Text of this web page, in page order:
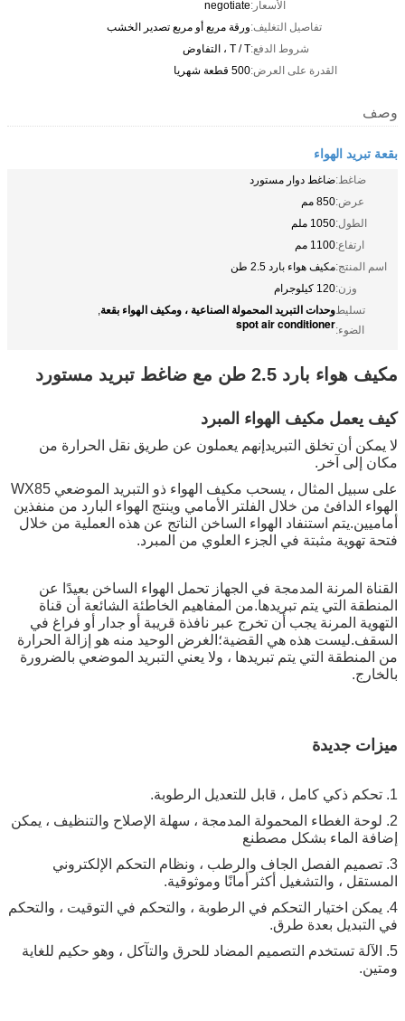
الأسعار:negotiate
تفاصيل التغليف:ورقة مربع أو مربع تصدير الخشب
شروط الدفع:T / T ، التفاوض
القدرة على العرض:500 قطعة شهريا
وصف
بقعة تبريد الهواء
ضاغط:ضاغط دوار مستورد
عرض:850 مم
الطول:1050 ملم
ارتفاع:1100 مم
اسم المنتج:مكيف هواء بارد 2.5 طن
وزن:120 كيلوجرام
تسليط
الضوء:
وحدات التبريد المحمولة الصناعية ، ومكيف الهواء بقعة,
spot air conditioner
مكيف هواء بارد 2.5 طن مع ضاغط تبريد مستورد
كيف يعمل مكيف الهواء المبرد
لا يمكن أن تخلق التبريدإنهم يعملون عن طريق نقل الحرارة من
مكان إلى آخر.
على سبيل المثال ، يسحب مكيف الهواء ذو ​​التبريد الموضعي WX85
الهواء الدافئ من خلال الفلتر الأمامي وينتج الهواء البارد من منفذين
أماميين.يتم استنفاد الهواء الساخن الناتج عن هذه العملية من خلال
فتحة تهوية مثبتة في الجزء العلوي من المبرد.
القناة المرنة المدمجة في الجهاز تحمل الهواء الساخن بعيدًا عن
المنطقة التي يتم تبريدها.من المفاهيم الخاطئة الشائعة أن قناة
التهوية المرنة يجب أن تخرج عبر نافذة قريبة أو جدار أو فراغ في
السقف.ليست هذه هي القضية؛الغرض الوحيد منه هو إزالة الحرارة
من المنطقة التي يتم تبريدها ، ولا يعني التبريد الموضعي بالضرورة
بالخارج.
ميزات جديدة
1. تحكم ذكي كامل ، قابل للتعديل الرطوبة.
2. لوحة الغطاء المحمولة المدمجة ، سهلة الإصلاح والتنظيف ، يمكن
إضافة الماء بشكل مصطنع
3. تصميم الفصل الجاف والرطب ، ونظام التحكم الإلكتروني
المستقل ، والتشغيل أكثر أمانًا وموثوقية.
4. يمكن اختيار التحكم في الرطوبة ، والتحكم في التوقيت ، والتحكم
في التبديل بعدة طرق.
5. الآلة تستخدم التصميم المضاد للحرق والتآكل ، وهو حكيم للغاية
ومتين.